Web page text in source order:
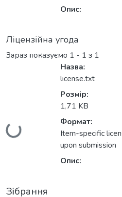
Опис:
Ліцензійна угода
Зараз показуємо 1 - 1 з 1
Вантажиться...
Назва:
license.txt
Розмір:
1,71 KB
Формат:
Item-specific
upon submission
Опис:
Зібрання